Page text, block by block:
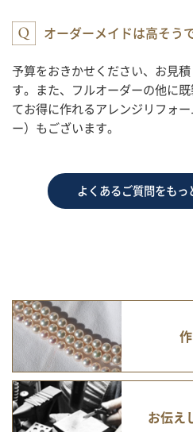
オーダーメイドは高そう
予算をおきかせください、お見
す。また、フルオーダーの他に
てお得に作れるアレンジリフォ
ー）もございます。
よくあるご質問をもっ
お伝え